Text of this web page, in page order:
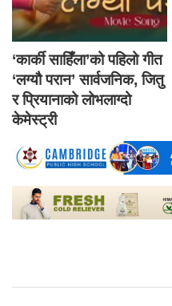
‘कार्की साहिँला’को पहिलो गीत
‘लग्यौ परान’ सार्वजनिक, जितु
र प्रियानाको लोभलाग्दो
केमेस्ट्री